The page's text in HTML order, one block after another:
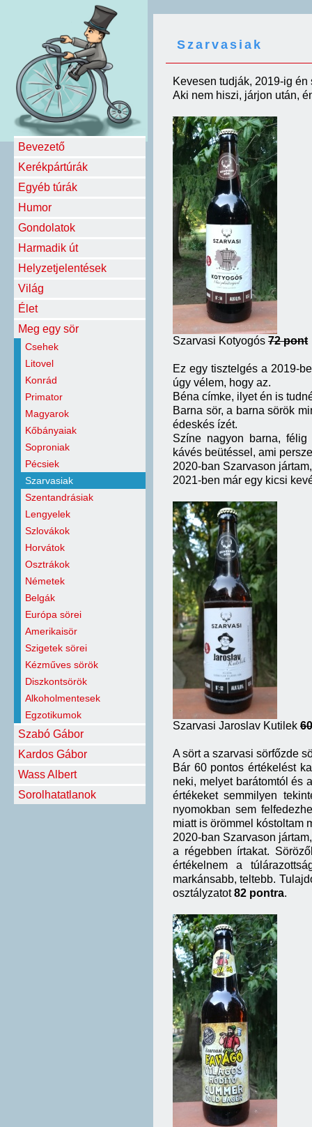
Bevezető
Kerékpártúrák
Egyéb túrák
Humor
Gondolatok
Harmadik út
Helyzetjelentések
Világ
Élet
Meg egy sör
Csehek
Litovel
Konrád
Primator
Magyarok
Kőbányaiak
Soproniak
Pécsiek
Szarvasiak
Szentandrásiak
Lengyelek
Szlovákok
Horvátok
Osztrákok
Németek
Belgák
Európa sörei
Amerikaisör
Szigetek sörei
Kézműves sörök
Diszkontsörök
Alkoholmentesek
Egzotikumok
Szabó Gábor
Kardos Gábor
Wass Albert
Sorolhatatlanok
Szarvasiak
Kevesen tudják, 2019-ig
Aki nem hiszi, járjon után,
Szarvasi Kotyogós 72 pont
Ez egy tisztelgés a 2019-
úgy vélem, hogy az.
Béna címke, ilyet én is
Barna sör, a barna sörök
édeskés ízét.
Színe nagyon barna,
kávés beütéssel, ami
2020-ban Szarvason
2021-ben már egy kicsi
Szarvasi Jaroslav Kutilek
A sört a szarvasi sörfőzde
Bár 60 pontos értékelést
neki, melyet barátomtól és
értékeket semmilyen
nyomokban sem
miatt is örömmel kóstoltam
2020-ban Szarvason
a régebben írtakat.
értékelnem a
markánsabb, teltebb.
osztályzatot82 pontra.